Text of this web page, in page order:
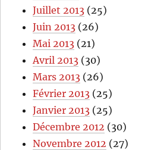
Juillet 2013 (25)
Juin 2013 (26)
Mai 2013 (21)
Avril 2013 (30)
Mars 2013 (26)
Février 2013 (25)
Janvier 2013 (25)
Décembre 2012 (30)
Novembre 2012 (27)